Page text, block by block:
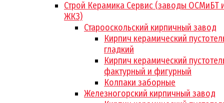
Строй Керамика Сервис (заводы ОСМиБТ
ЖКЗ)
Старооскольский кирпичный завод
Кирпич керамический
гладкий
Кирпич керамический
фактурный и фигурный
Колпаки заборные
Железногорский кирпичный завод